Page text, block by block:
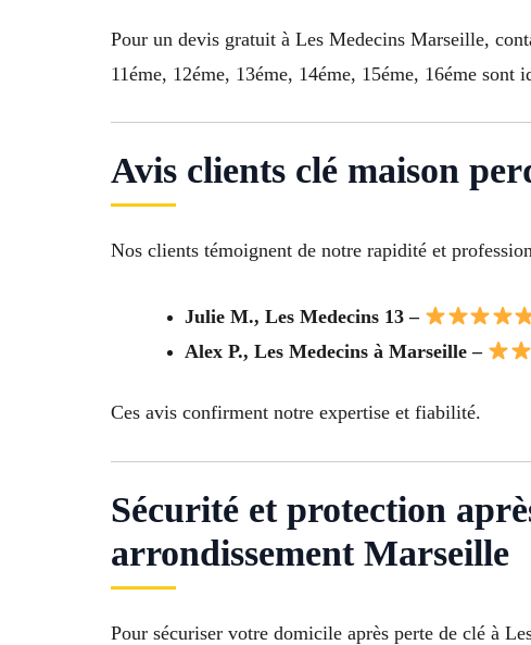
Pour un devis gratuit à Les Medecins Marseille,
11éme, 12éme, 13éme, 14éme, 15éme, 16éme sont
Avis clients clé maison
Nos clients témoignent de notre rapidité et
Julie M., Les Medecins 13 –
Alex P., Les Medecins à Marseille –
Ces avis confirment notre expertise et fiabilité.
Sécurité et protection
arrondissement Marseille
Pour sécuriser votre domicile après perte de clé à